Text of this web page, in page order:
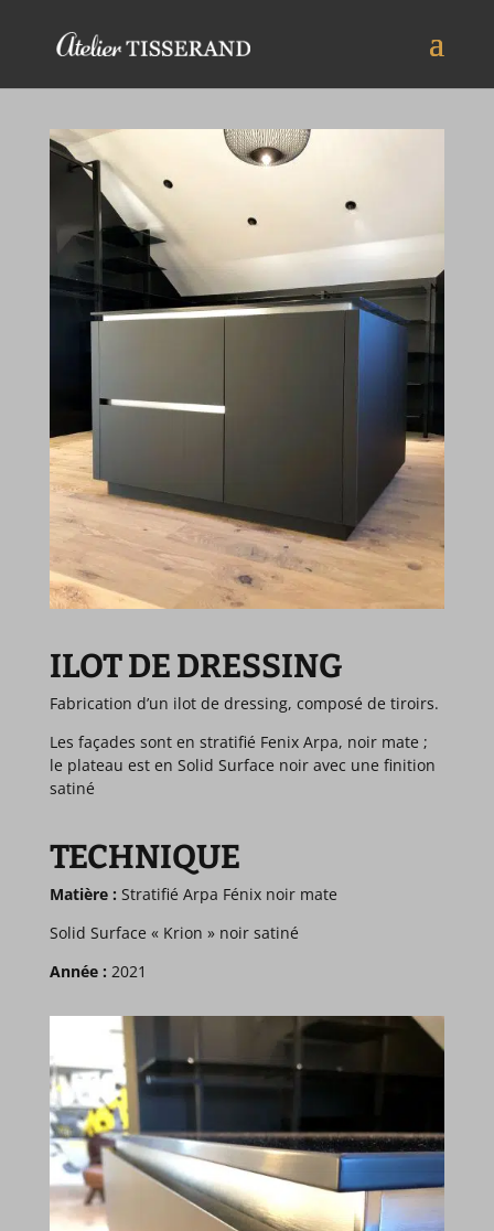
ILOT DE DRESSING
Fabrication d’un ilot de dressing, composé de tiroirs.
Les façades sont en stratifié Fenix Arpa, noir mate ;
le plateau est en Solid Surface noir avec une finition
satiné
TECHNIQUE
Matière : Stratifié Arpa Fénix noir mate
Solid Surface « Krion » noir satiné
Année : 2021